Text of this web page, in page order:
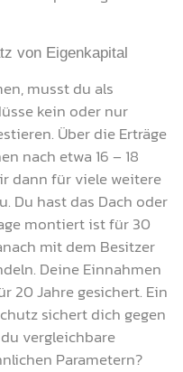
von Eigenkapital
musst du als
kein oder nur
Über die Erträge
nach etwa 16 – 18
dann für viele weitere
Du hast das Dach oder
montiert ist für 30
mit dem Besitzer
Deine Einnahmen
20 Jahre gesichert. Ein
sichert dich gegen
vergleichbare
Parametern?